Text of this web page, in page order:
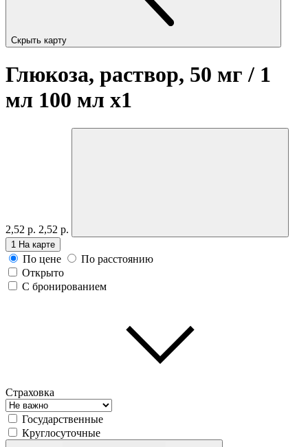
Скрыть карту
Глюкоза, раствор, 50 мг / 1
мл 100 мл x1
2,52 р. 2,52 р.
1 На карте
По цене
По расстоянию
Открыто
С бронированием
Страховка
Государственные
Круглосуточные